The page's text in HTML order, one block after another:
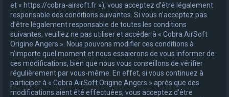
et « https://cobra-airsoft.fr »), vous acceptez d’être légalement
responsable des conditions suivantes. Si vous n’acceptez pas
d’être légalement responsable de toutes les conditions
suivantes, veuillez ne pas utiliser et accéder à « Cobra AirSoft
Origine Angers ». Nous pouvons modifier ces conditions à
n’importe quel moment et nous essaierons de vous informer de
ces modifications, bien que nous vous conseillons de vérifier
régulièrement par vous-même. En effet, si vous continuez à
participer à « Cobra AirSoft Origine Angers » après que des
modifications aient été effectuées, vous acceptez d’être